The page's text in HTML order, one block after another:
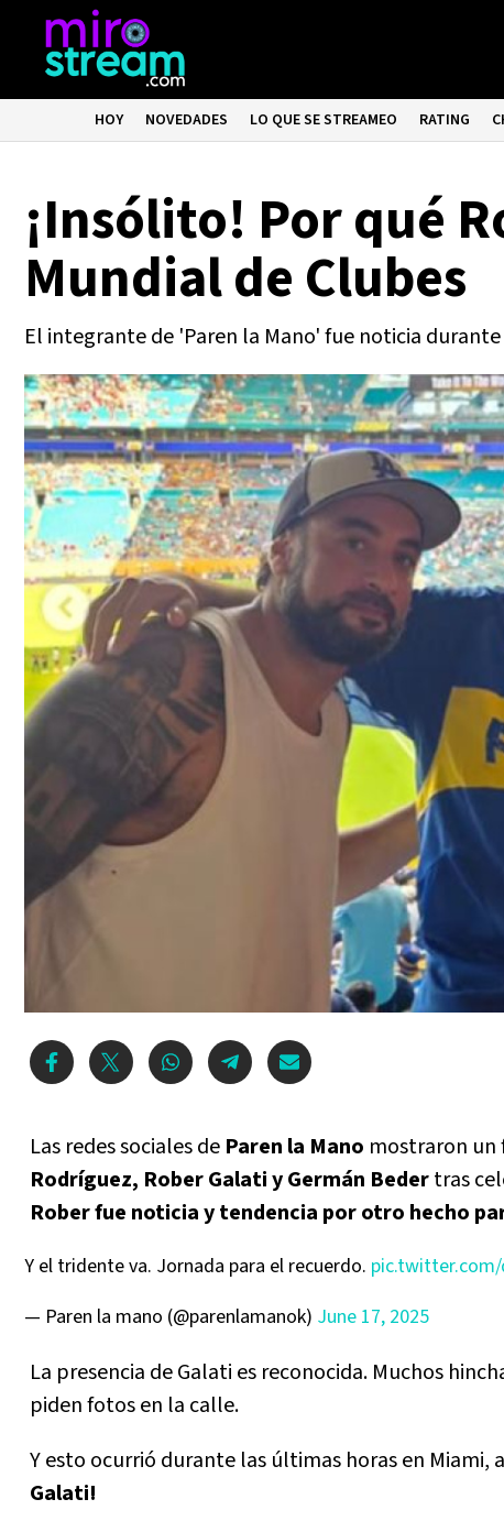
HOY NOVEDADES LO QUE SE STREAMEO RATING
¡Insólito! Por qué
Mundial de Clubes
El integrante de 'Paren la Mano' fue noticia
Las redes sociales de Paren la Mano mostraron un
Rodríguez, Rober Galati y Germán Bedertras
Rober fue noticia y tendencia por otro hecho
Y el tridente va. Jornada para el recuerdo.
— Paren la mano (@parenlamanok) June 17, 2025
La presencia de Galati es reconocida. Muchos
piden fotos en la calle.
Y esto ocurrió durante las últimas horas en Miami,
Galati!